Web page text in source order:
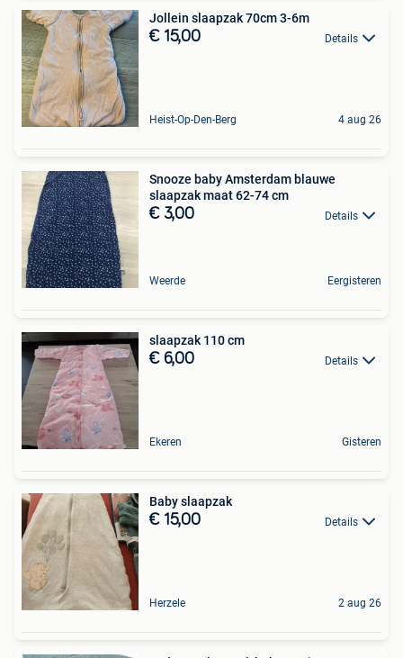
Jollein slaapzak 70cm 3-6m
€ 15,00 Details
Heist-Op-Den-Berg 4 aug 26
Snooze baby Amsterdam blauwe
slaapzak maat 62-74 cm
€ 3,00 Details
Weerde Eergisteren
slaapzak 110 cm
€ 6,00 Details
Ekeren Gisteren
Baby slaapzak
€ 15,00 Details
Herzele 2 aug 26